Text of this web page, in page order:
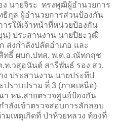
ายจิระ ทรงพุฒิผู้อำนวยการ
ธิกุล ผู้อำนวยการส่วนป้องกัน
รให้เจ้าหน้าที่หน่วยป้องกัน
) ประสานงาน นายปิยะวุฒิ
ส่งกำลังปลัดอำเภอ และ
ทธิ์ ผบก.ปทส. พ.ต.อ.ณัทกฤช
.วสุอนันต์ สารีพันธ์ รอง สว.
ประสานงาน นายประทีป
ราบปราม ที่ 3 (ภาคเหนือ)
า หน.สายตรวจศูนย์ป้องกัน
ำลังเข้าตรวจสอบการลักลอบ
มเหตุเกิดที่ ป่าห้วยหลวง ท้องที่